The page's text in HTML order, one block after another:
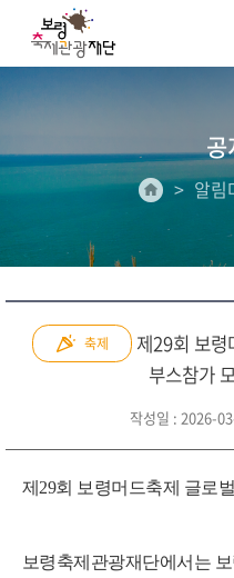
공
알림
축제
제29회 보령
부스참가
작성일 : 2026-
제29회 보령머드축제 글로
보령축제관광재단에서는